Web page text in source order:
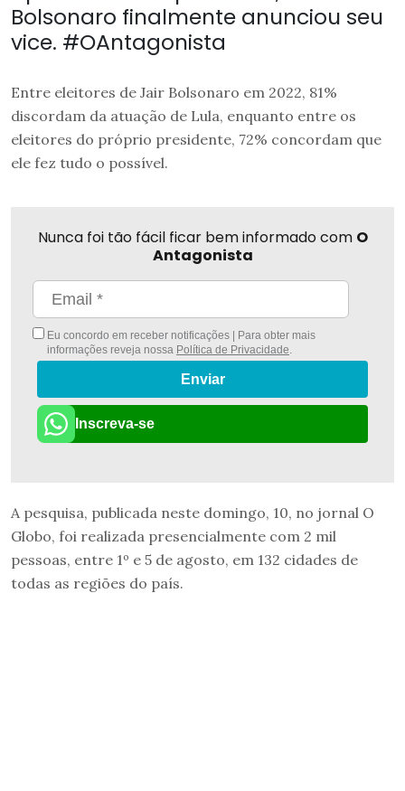
Bolsonaro finalmente anunciou seu
vice. #OAntagonista
Entre eleitores de Jair Bolsonaro em 2022, 81%
discordam da atuação de Lula, enquanto entre os
eleitores do próprio presidente, 72% concordam que
ele fez tudo o possível.
Nunca foi tão fácil ficar bem informado com O
Antagonista
Eu concordo em receber notificações | Para obter mais
informações reveja nossa Política de Privacidade.
Enviar
Inscreva-se
A pesquisa, publicada neste domingo, 10, no jornal O
Globo, foi realizada presencialmente com 2 mil
pessoas, entre 1º e 5 de agosto, em 132 cidades de
todas as regiões do país.